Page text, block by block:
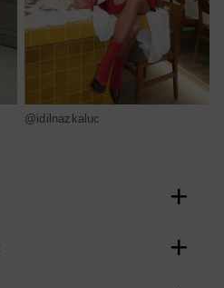
@idilnazkaluc